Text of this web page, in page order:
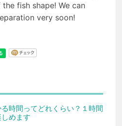
fish shape! We can
very soon!
時間ってどれくらい？１時間
めます